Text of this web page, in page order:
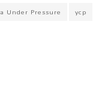
Under Pressure
ycp